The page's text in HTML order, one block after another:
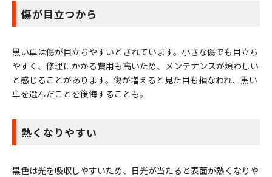
傷が目立つから
黒い車は傷が目立ちやすいとされています。小さな傷でも目立ち
やすく、修理にかかる費用も高いため、メンテナンスが煩わしい
と感じることがあります。傷が増えると見た目も損なわれ、黒い
車を選んだことを後悔することも。
熱くなりやすい
黒色は光を吸収しやすいため、日光が当たると表面が熱くなりや